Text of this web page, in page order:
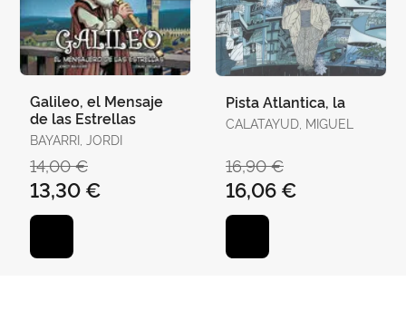
Galileo, el Mensaje
de las Estrellas
BAYARRI, JORDI
14,00 €
13,30 €
Pista Atlantica, la
CALATAYUD, MIGUEL
16,90 €
16,06 €